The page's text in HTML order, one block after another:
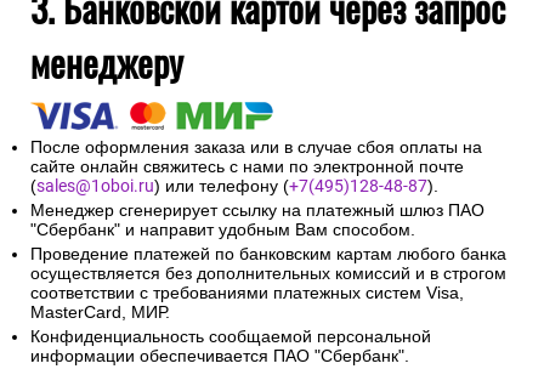
менеджеру
После оформления заказа или в случае сбоя оплаты на
сайте онлайн свяжитесь с нами по электронной почте
(sales@1oboi.ru) или телефону (+7(495)128-48-87).
Менеджер сгенерирует ссылку на платежный шлюз ПАО
"Сбербанк" и направит удобным Вам способом.
Проведение платежей по банковским картам любого банка
осуществляется без дополнительных комиссий и в строгом
соответствии с требованиями платежных систем Visa,
MasterCard, МИР.
Конфиденциальность сообщаемой персональной
информации обеспечивается ПАО "Сбербанк".